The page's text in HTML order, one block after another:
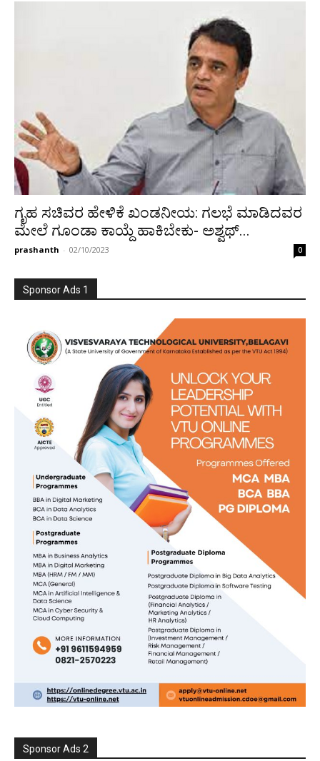
ಗೃಹ ಸಚಿವರ ಹೇಳಿಕೆ ಖಂಡನೀಯ: ಗಲಭೆ ಮಾಡಿದವರ
ಮೇಲೆ ಗೂಂಡಾ ಕಾಯ್ದೆ ಹಾಕಿಬೇಕು- ಅಶ‍್ವಥ್...
prashanth - 02/10/2023 0
Sponsor Ads 1
Sponsor Ads 2